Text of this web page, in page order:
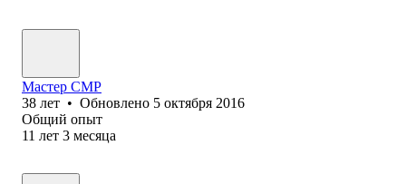
Мастер СМР
38 лет • Обновлено 5 октября 2016
Общий опыт
11 лет 3 месяца